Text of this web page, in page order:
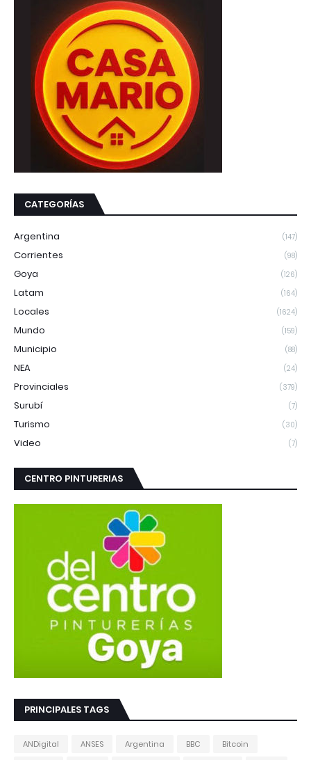
CATEGORÍAS
Argentina (147)
Corrientes (98)
Goya (126)
Latam (164)
Locales (1624)
Mundo (159)
Municipio (88)
NEA (24)
Provinciales (379)
Surubí (7)
Turismo (30)
Video (7)
CENTRO PINTURERIAS
PRINCIPALES TAGS
ANDigital ANSES Argentina BBC
Bitcoin